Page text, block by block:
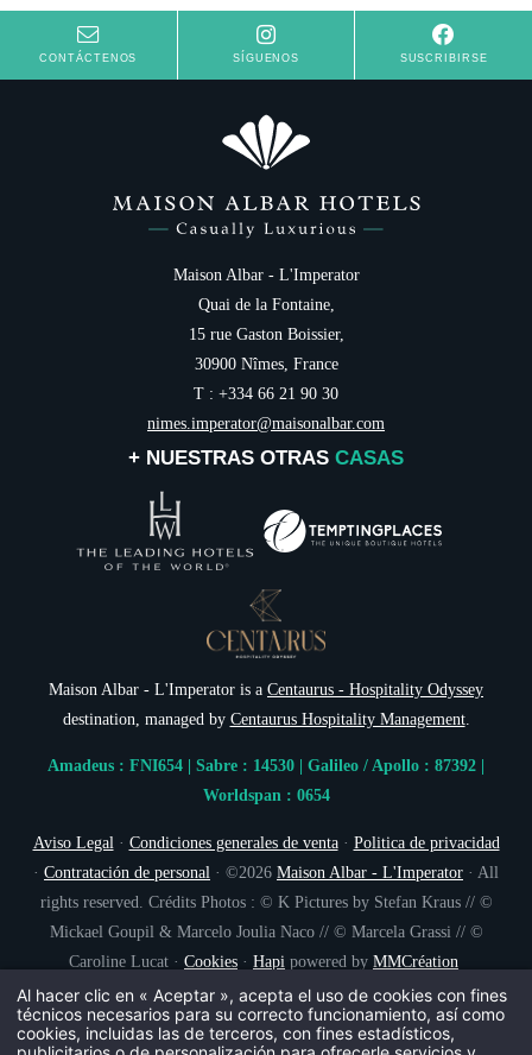
CONTÁCTENOS SÍGUENOS SUSCRIBIRSE
Maison Albar - L'Imperator
Quai de la Fontaine,
15 rue Gaston Boissier,
30900 Nîmes, France
T : +334 66 21 90 30
nimes.imperator@maisonalbar.com
+ NUESTRAS OTRAS CASAS
Maison Albar - L'Imperator is a Centaurus - Hospitality Odyssey
destination, managed by Centaurus Hospitality Management.
Amadeus : FNI654 | Sabre : 14530 | Galileo / Apollo : 87392 |
Worldspan : 0654
Aviso Legal · Condiciones generales de venta· Politica de privacidad
· Contratación de personal · ©2026 Maison Albar - L'Imperator · All
rights reserved. Crédits Photos : © K Pictures by Stefan Kraus // ©
Mickael Goupil & Marcelo Joulia Naco // © Marcela Grassi // ©
Caroline Lucat · Cookies · Hapi powered by MMCréation
Contacto & Acceso
Al hacer clic en « Aceptar », acepta el uso de cookies con fines
técnicos necesarios para su correcto funcionamiento, así como
cookies, incluidas las de terceros, con fines estadísticos,